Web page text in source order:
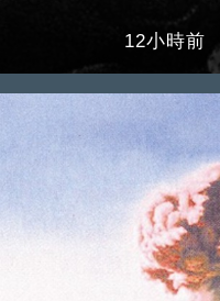
12小時前